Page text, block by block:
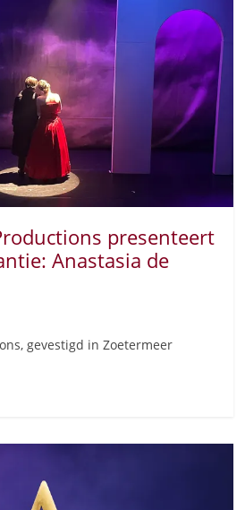
presenteert
Anastasia de
gevestigd in Zoetermeer